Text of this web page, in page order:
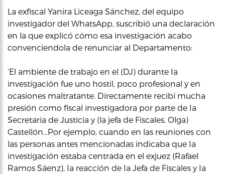
La exfiscal Yanira Liceaga Sánchez, del equipo
investigador del WhatsApp, suscribió una declaración
en la que explicó cómo esa investigación acabo
convenciendola de renunciar al Departamento:
‘El ambiente de trabajo en el (DJ) durante Ia
investigación fue uno hostil, poco profesional y en
ocasiones maltratante. Directamente recibí mucha
presión como fiscal investigadora por parte de Ia
Secretaria de Justicia y (la jefa de Fiscales, Olga)
Castellón…Por ejemplo, cuando en las reuniones con
las personas antes mencionadas indicaba que Ia
investigación estaba centrada en el exjuez (Rafael
Ramos Sáenz), Ia reacción de Ia Jefa de Fiscales y Ia